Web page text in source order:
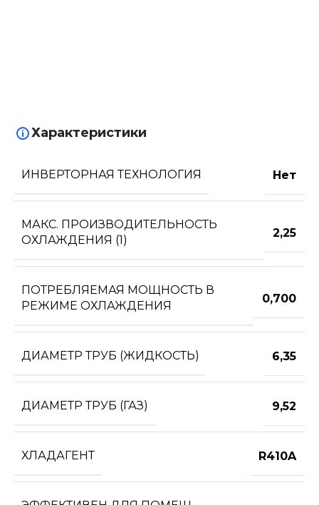
Характеристики
ИНВЕРТОРНАЯ ТЕХНОЛОГИЯ Нет
МАКС. ПРОИЗВОДИТЕЛЬНОСТЬ
ОХЛАЖДЕНИЯ (1)
2,25
ПОТРЕБЛЯЕМАЯ МОЩНОСТЬ В
РЕЖИМЕ ОХЛАЖДЕНИЯ
0,700
ДИАМЕТР ТРУБ (ЖИДКОСТЬ) 6,35
ДИАМЕТР ТРУБ (ГАЗ) 9,52
ХЛАДАГЕНТ R410A